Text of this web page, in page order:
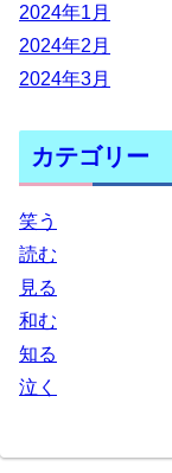
2024年1月
2024年2月
2024年3月
カテゴリー
笑う
読む
見る
和む
知る
泣く